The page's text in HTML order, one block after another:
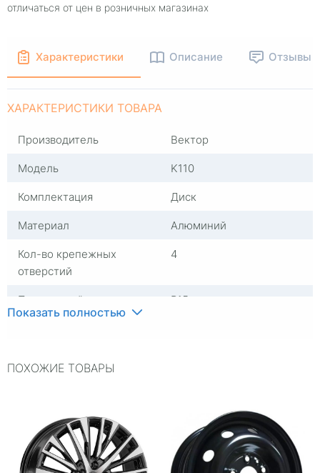
отличаться от цен в розничных магазинах
Характеристики Описание Отзывы
ХАРАКТЕРИСТИКИ ТОВАРА
Производитель
Вектор
Модель
K110
Комплектация
Диск
Материал
Алюминий
Кол-во крепежных
отверстий
4
Посадочный диаметр
R15
Ширина (диски)
Применяемость
Универсальные
Показать полностью
ПОХОЖИЕ ТОВАРЫ